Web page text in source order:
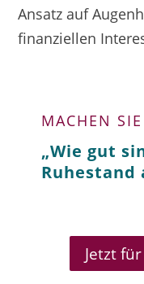
Ansatz auf
finanziellen
MACHEN
„Wie gut
Ruhestand
Jetzt